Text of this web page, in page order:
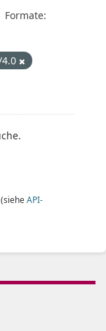
Formate:
(siehe API-